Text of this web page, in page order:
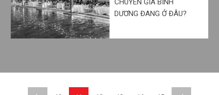
CHUYÊN GIA BÌNH
DƯƠNG ĐANG Ở ĐÂU?